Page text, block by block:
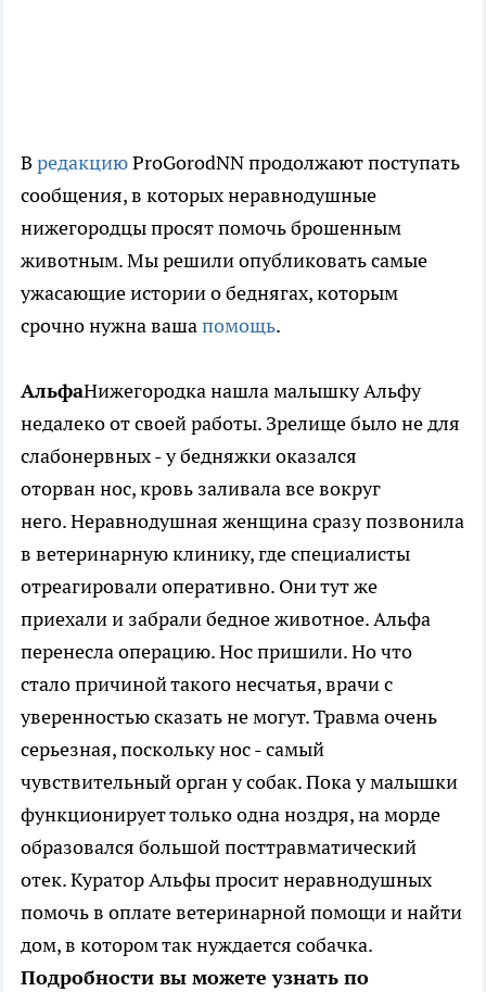
В редакциюProGorodNN продолжают поступать
сообщения, в которых неравнодушные
нижегородцы просят помочь брошенным
животным. Мы решили опубликовать самые
ужасающие истории о беднягах, которым
срочно нужна вашапомощь.
АльфаНижегородка нашла малышку Альфу
недалеко от своей работы. Зрелище было не для
слабонервных - у бедняжки оказался
оторван нос, кровь заливала все вокруг
него. Неравнодушная женщина сразу позвонила
в ветеринарную клинику, где специалисты
отреагировали оперативно. Они тут же
приехали и забрали бедное животное. Альфа
перенесла операцию. Нос пришили. Но что
стало причиной такого несчатья, врачи с
уверенностью сказать не могут. Травма очень
серьезная, поскольку нос - самый
чувствительный орган у собак. Пока у малышки
функционирует только одна ноздря, на морде
образовался большой посттравматический
отек. Куратор Альфы просит неравнодушных
помочь в оплате ветеринарной помощи и найти
дом, в котором так нуждается собачка.
Подробности вы можете узнать по